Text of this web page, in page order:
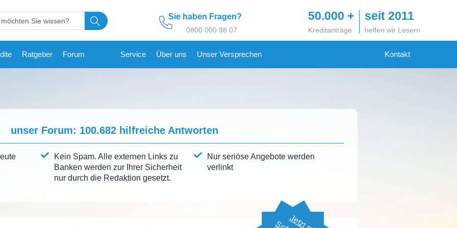
Sie haben Fragen?
0800 000 98 07
50.000 +
Kreditanträge
seit 2011
helfen wir Lesern
Ratgeber Forum Service Über uns Unser Versprechen Kontakt
unser Forum: 100.682hilfreiche Antworten
Kein Spam. Alle externen Links zu
Banken werden zur Ihrer Sicherheit
nur durch die Redaktion gesetzt.
Nur seriöse Angebote werden
verlinkt